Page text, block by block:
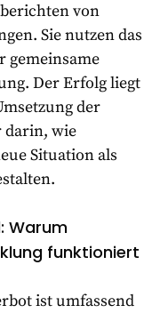
von
Sie nutzen das
gemeinsame
Der Erfolg liegt
der
darin, wie
Situation als
Warum
funktioniert
ist umfassend